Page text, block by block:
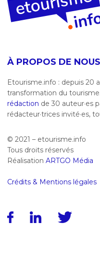
À PROPOS DE NOUS
Etourisme.info : depuis 20
transformation du
rédaction de 30 auteur·es
rédacteur·trices invité·es,
© 2021 – etourisme.info
Tous droits réservés
Réalisation ARTGO Média
Crédits & Mentions légales